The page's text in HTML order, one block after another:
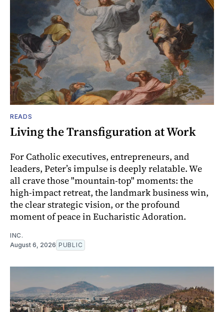
READS
Living the Transfiguration at Work
For Catholic executives, entrepreneurs, and
leaders, Peter’s impulse is deeply relatable. We
all crave those "mountain-top" moments: the
high-impact retreat, the landmark business win,
the clear strategic vision, or the profound
moment of peace in Eucharistic Adoration.
INC.
August 6, 2026 PUBLIC